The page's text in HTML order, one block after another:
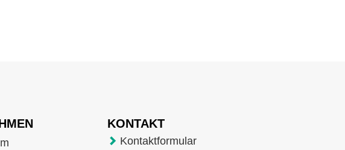
KONTAKT
Kontaktformular